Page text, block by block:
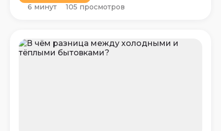
6 минут 105 просмотров